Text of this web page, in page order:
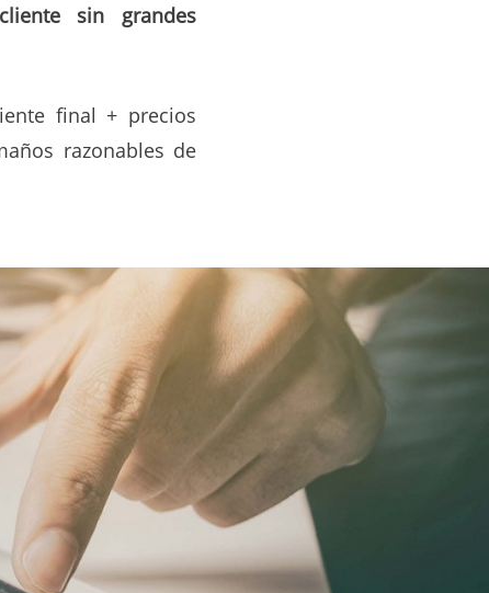
sin grandes
final + precios
razonables de